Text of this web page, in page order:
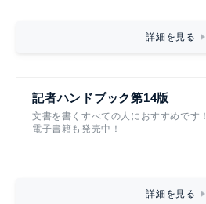
詳細を見る
記者ハンドブック第14版
文書を書くすべての人におすすめです！
電子書籍も発売中！
詳細を見る